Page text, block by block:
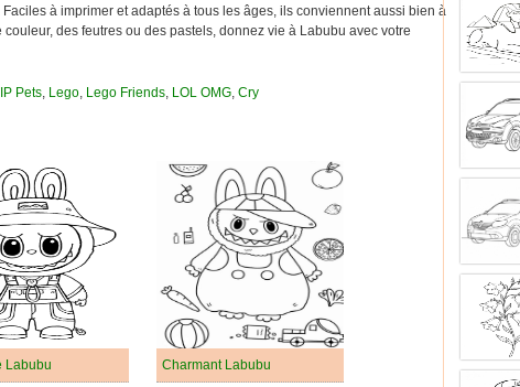
à imprimer et adaptés à tous les âges, ils conviennent aussi bien à
des feutres ou des pastels, donnez vie à Labubu avec votre
Pets, Lego, Lego Friends, LOL OMG, Cry
Labubu Charmant Labubu